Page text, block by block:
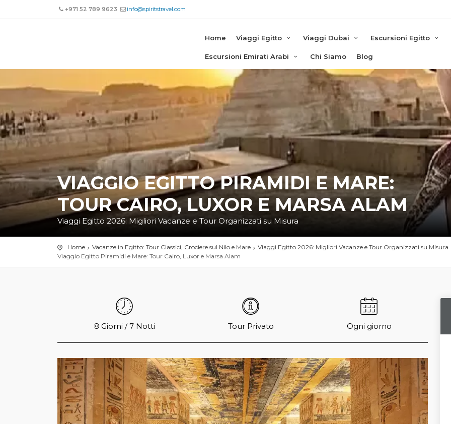
+971 52 789 9623 info@spiritstravel.com
Home Viaggi Egitto Viaggi Dubai Escursioni Egitto
Escursioni Emirati Arabi Chi Siamo Blog
VIAGGIO EGITTO PIRAMIDI E MARE:
TOUR CAIRO, LUXOR E MARSA ALAM
Viaggi Egitto 2026: Migliori Vacanze e Tour Organizzati su Misura
Home Vacanze in Egitto: Tour Classici, Crociere sul Nilo e Mare
Viaggi Egitto 2026: Migliori Vacanze e Tour Organizzati su Misura
Viaggio Egitto Piramidi e Mare: Tour Cairo, Luxor e Marsa Alam
8 Giorni / 7 Notti Tour Privato Ogni giorno